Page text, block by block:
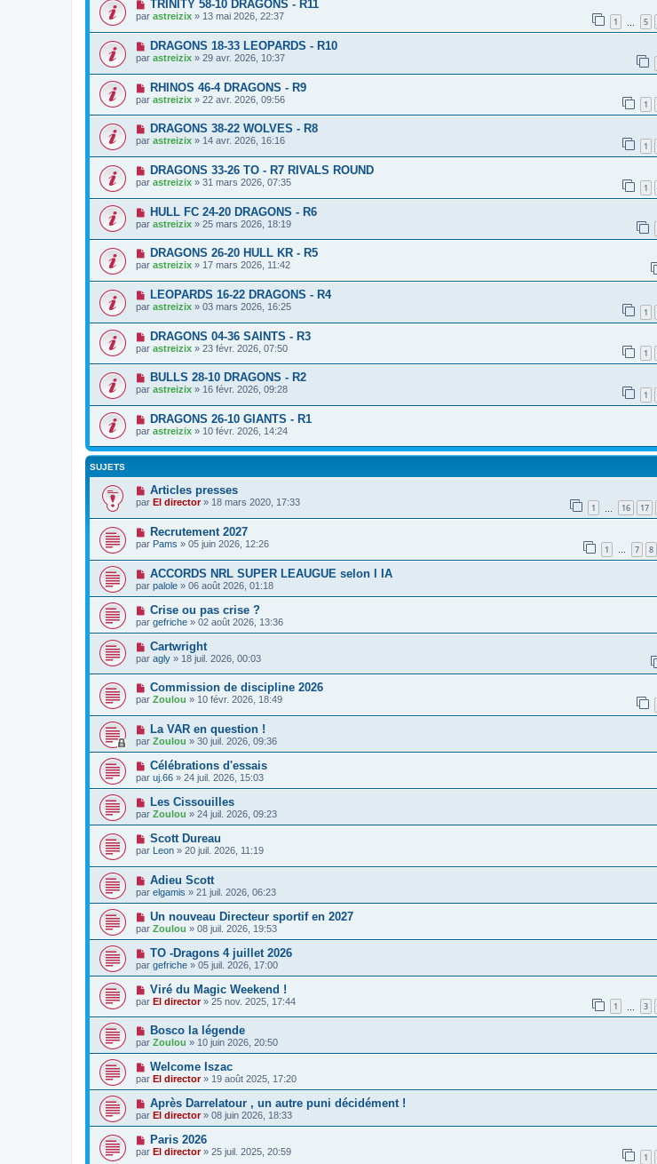
TRINITY 58-10 DRAGONS - R11
par astreizix » 13 mai 2026, 22:37 1 5
DRAGONS 18-33 LEOPARDS - R10
par astreizix » 29 avr. 2026, 10:37
RHINOS 46-4 DRAGONS - R9
par astreizix » 22 avr. 2026, 09:56 1
DRAGONS 38-22 WOLVES - R8
par astreizix » 14 avr. 2026, 16:16 1
DRAGONS 33-26 TO - R7 RIVALS ROUND
par astreizix » 31 mars 2026, 07:35 1
HULL FC 24-20 DRAGONS - R6
par astreizix » 25 mars 2026, 18:19
DRAGONS 26-20 HULL KR - R5
par astreizix » 17 mars 2026, 11:42
LEOPARDS 16-22 DRAGONS - R4
par astreizix » 03 mars 2026, 16:25 1
DRAGONS 04-36 SAINTS - R3
par astreizix » 23 févr. 2026, 07:50 1
BULLS 28-10 DRAGONS - R2
par astreizix » 16 févr. 2026, 09:28 1
DRAGONS 26-10 GIANTS - R1
par astreizix » 10 févr. 2026, 14:24
SUJETS
Articles presses
par El director» 18 mars 2020, 17:33 1 16 17
Recrutement 2027
par Pams » 05 juin 2026, 12:26 1 … 7 8
ACCORDS NRL SUPER LEAUGUE selon l IA
par palole » 06 août 2026, 01:18
Crise ou pas crise ?
par gefriche » 02 août 2026, 13:36
Cartwright
par agly » 18 juil. 2026, 00:03
Commission de discipline 2026
par Zoulou » 10 févr. 2026, 18:49
La VAR en question !
par Zoulou » 30 juil. 2026, 09:36
Célébrations d'essais
par uj.66 » 24 juil. 2026, 15:03
Les Cissouilles
par Zoulou » 24 juil. 2026, 09:23
Scott Dureau
par Leon » 20 juil. 2026, 11:19
Adieu Scott
par elgamis » 21 juil. 2026, 06:23
Un nouveau Directeur sportif en 2027
par Zoulou » 08 juil. 2026, 19:53
TO -Dragons 4 juillet 2026
par gefriche » 05 juil. 2026, 17:00
Viré du Magic Weekend !
par El director» 25 nov. 2025, 17:44 1 3
Bosco la légende
par Zoulou » 10 juin 2026, 20:50
Welcome Iszac
par El director» 19 août 2025, 17:20
Après Darrelatour , un autre puni décidément !
par El director» 08 juin 2026, 18:33
Paris 2026
par El director» 25 juil. 2025, 20:59 1